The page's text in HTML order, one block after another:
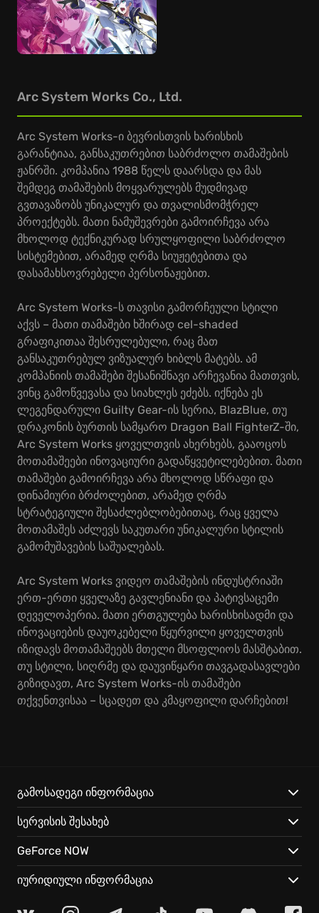
Arc System Works Co., Ltd.
Arc System Works-ი ბევრისთვის ხარისხის
გარანტიაა, განსაკუთრებით საბრძოლო თამაშების
ჟანრში. კომპანია 1988 წელს დაარსდა და მას
შემდეგ თამაშების მოყვარულებს მუდმივად
გვთავაზობს უნიკალურ და თვალისმომჭრელ
პროექტებს. მათი ნამუშევრები გამოირჩევა არა
მხოლოდ ტექნიკურად სრულყოფილი საბრძოლო
სისტემებით, არამედ ღრმა სიუჟეტებითა და
დასამახსოვრებელი პერსონაჟებით.
Arc System Works-ს თავისი გამორჩეული სტილი
აქვს – მათი თამაშები ხშირად cel-shaded
გრაფიკითაა შესრულებული, რაც მათ
განსაკუთრებულ ვიზუალურ ხიბლს მატებს. ამ
კომპანიის თამაშები შესანიშნავი არჩევანია მათთვის,
ვინც გამოწვევასა და სიახლეს ეძებს. იქნება ეს
ლეგენდარული Guilty Gear-ის სერია, BlazBlue, თუ
დრაკონის ბურთის სამყარო Dragon Ball FighterZ-ში,
Arc System Works ყოველთვის ახერხებს, გააოცოს
მოთამაშეები ინოვაციური გადაწყვეტილებებით. მათი
თამაშები გამოირჩევა არა მხოლოდ სწრაფი და
დინამიური ბრძოლებით, არამედ ღრმა
სტრატეგიული შესაძლებლობებითაც, რაც ყველა
მოთამაშეს აძლევს საკუთარი უნიკალური სტილის
გამომუშავების საშუალებას.
Arc System Works ვიდეო თამაშების ინდუსტრიაში
ერთ-ერთი ყველაზე გავლენიანი და პატივსაცემი
დეველოპერია. მათი ერთგულება ხარისხისადმი და
ინოვაციების დაუოკებელი წყურვილი ყოველთვის
იზიდავს მოთამაშეებს მთელი მსოფლიოს მასშტაბით.
თუ სტილი, სიღრმე და დაუვიწყარი თავგადასავლები
გიზიდავთ, Arc System Works-ის თამაშები
თქვენთვისაა – სცადეთ და კმაყოფილი დარჩებით!
გამოსადეგი ინფორმაცია
სერვისის შესახებ
GeForce NOW
იურიდიული ინფორმაცია